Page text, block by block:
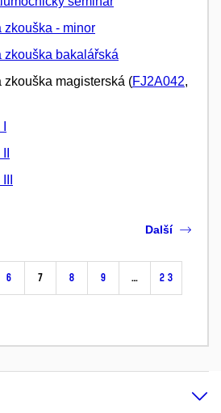
zkouška - minor
zkouška bakalářská
zkouška magisterská (FJ2A042,
6 7 8 9 … 23
Další